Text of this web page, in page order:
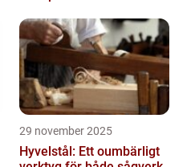
29 november 2025
Hyvelstål: Ett oumbärligt